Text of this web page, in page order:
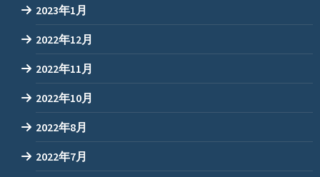
2023年1月
2022年12月
2022年11月
2022年10月
2022年8月
2022年7月